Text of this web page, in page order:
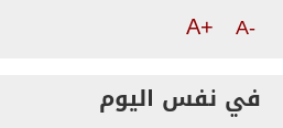
A-
A+
في نفس اليوم